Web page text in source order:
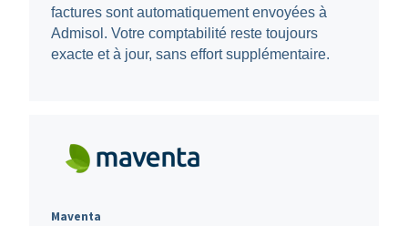
factures sont automatiquement envoyées à
Admisol. Votre comptabilité reste toujours
exacte et à jour, sans effort supplémentaire.
Maventa